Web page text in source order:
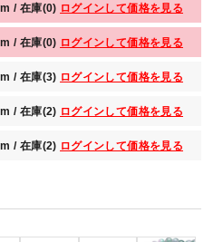
/ 在庫(0) ログインして価格を見る
/ 在庫(0) ログインして価格を見る
/ 在庫(3) ログインして価格を見る
/ 在庫(2) ログインして価格を見る
/ 在庫(2) ログインして価格を見る